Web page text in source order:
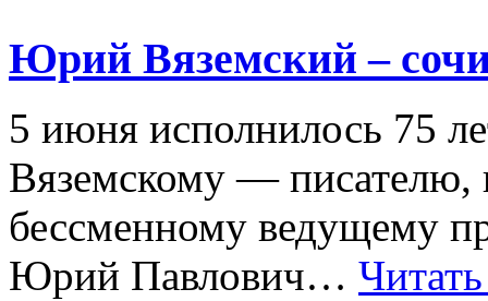
Юрий Вяземский –
5 июня исполнилось 75
Вяземскому —
бессменному ведущему
Юрий Павлович…